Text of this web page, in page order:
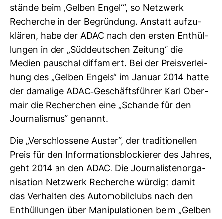
stände beim ‚Gelben Engel‘“, so Netz­werk
Recherche in der Begrün­dung. Anstatt auf­zu­
klären, habe der ADAC nach den ersten Ent­hül­
lungen in der „Süd­deut­schen Zei­tung“ die
Medien pau­schal dif­fa­miert. Bei der Preis­ver­lei­
hung des „Gelben Engels“ im Januar 2014 hatte
der dama­lige ADAC-​Geschäfts­führer Karl Ober­
mair die Recher­chen eine „Schande für den
Jour­na­lismus“ genannt.
Die „Ver­schlos­sene Auster“, der tra­di­tio­nellen
Preis für den Informations­blockierer des Jahres,
geht 2014 an den ADAC. Die Jour­na­lis­ten­or­ga­
ni­sa­tion Netz­werk Recherche wür­digt damit
das Ver­halten des Auto­mo­bil­clubs nach den
Ent­hül­lungen über Mani­pu­la­tionen beim „Gelben